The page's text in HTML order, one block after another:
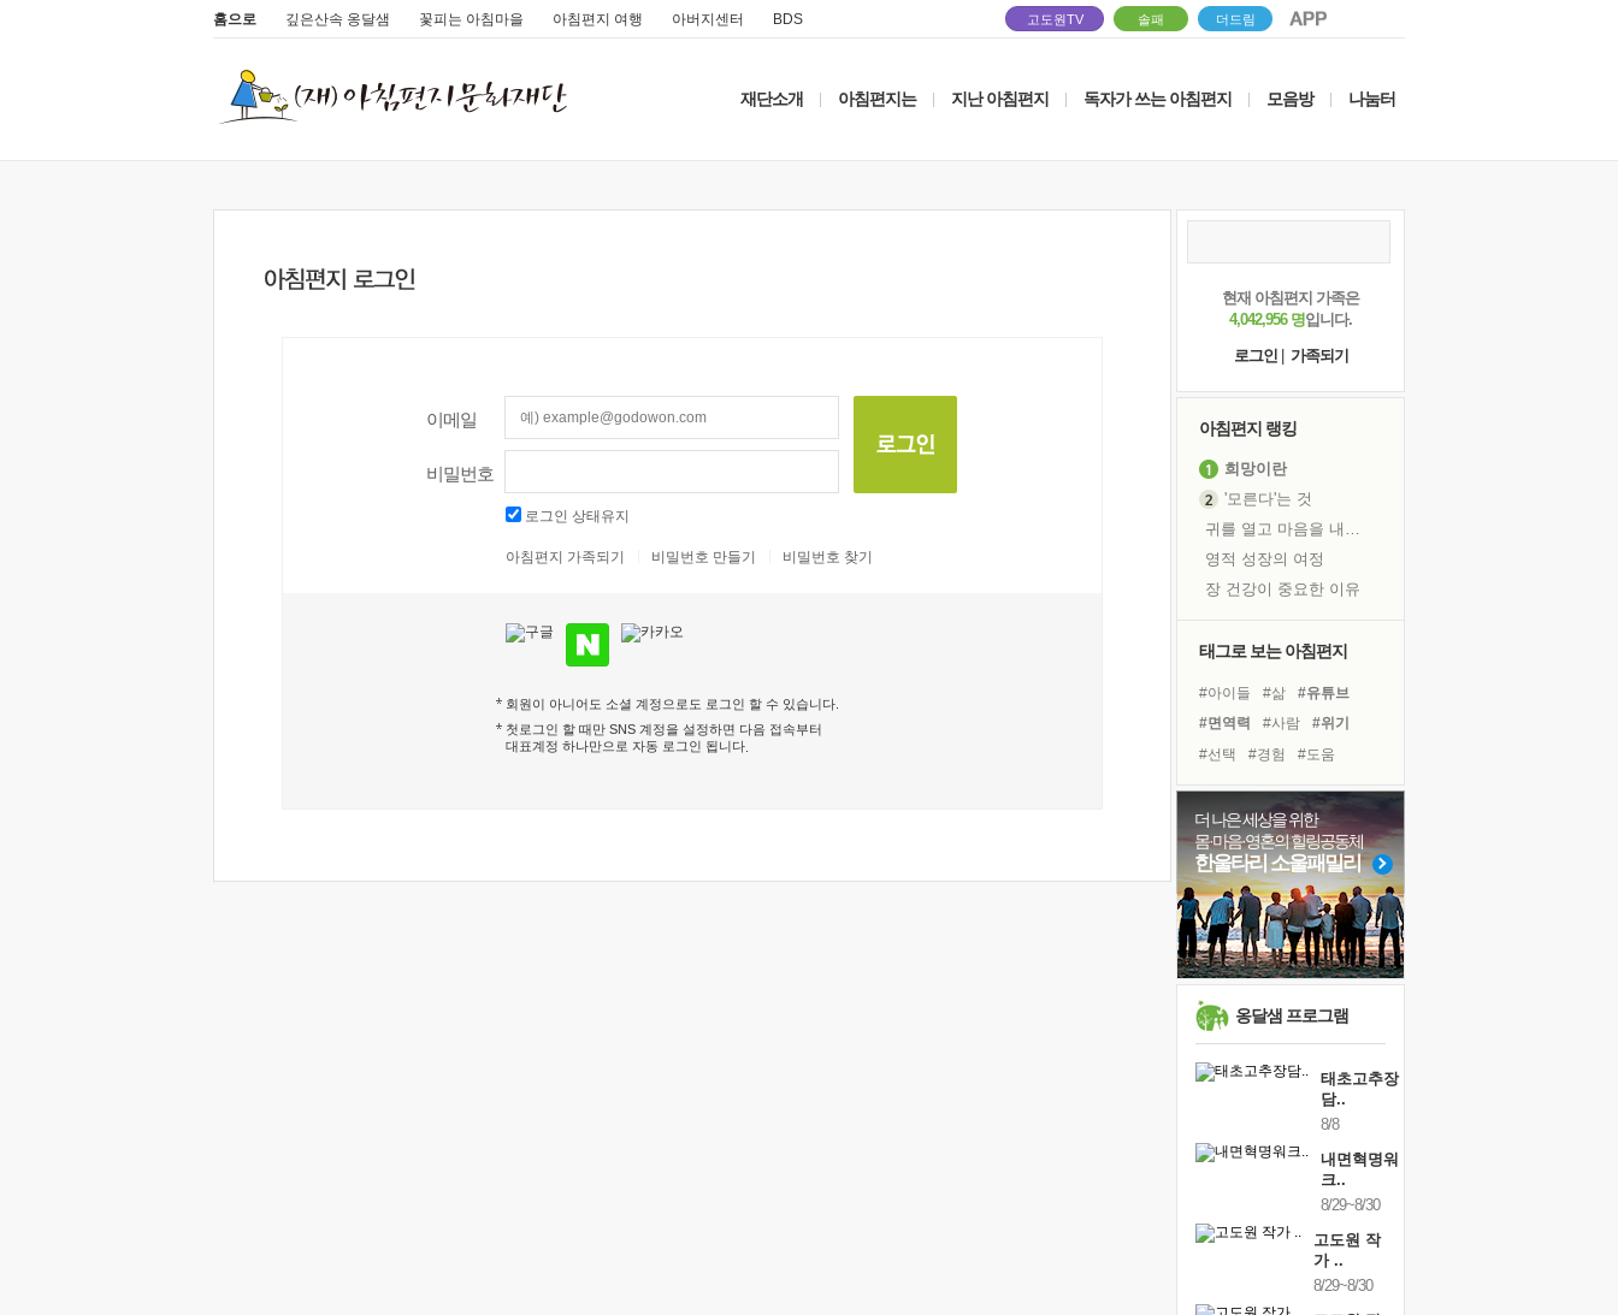
홈으로 깊은산속 옹달샘 꽃피는 아침마을 아침편지 여행 아버지센터 BDS 고도원TV 솔패 더드림
재단소개 아침편지는 지난 아침편지 독자가 쓰는 아침편지 모음방 나눔터
이메일
비밀번호
로그인 상태유지
아침편지 가족되기 비밀번호 만들기 비밀번호 찾기
회원이 아니어도 소셜 계정으로도 로그인 할 수 있습니다.
첫로그인 할 때만 SNS 계정을 설정하면 다음 접속부터
대표계정 하나만으로 자동 로그인 됩니다
현재 아침편지 가족은
4,042,956 명입니다.
로그인
가족되기
아침편지 랭킹
희망이란
'모른다'는 것
귀를 열고 마음을 내어주고
영적 성장의 여정
장 건강이 중요한 이유
흙이 된 몸으로 출근하는 여자
꿈이 실제가 되는 것
'말 타는 법'을 먼저
아픈 아버지를 위한 공간 설계
졸업식 사진을 보며
극심한 변비, 어깨결림, 수면 장애
보고 싶은 어머니
마음이 멈춰 버린 곳
못된 꼰대들
태그로 보는 아침편지
#아이들 #삶
#유튜브
#면역력
#사람
#위기
#선택
#경험
#도움
#극복
#다짐
#명상
#비전캠프
#독서캠프
#나눔
#리더
#계획
#독서
#희망
#건강
#링컨학교
더 나은 세상을 위한
몸·마음·영혼의 힐링공동체
한울타리 소울패밀리
옹달샘 프로그램
태초고추장
담..
8/8
내면혁명워
크..
8/29~8/30
고도원 작
가 ..
8/29~8/30